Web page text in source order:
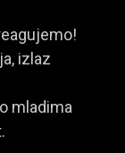
izlaz
mladima